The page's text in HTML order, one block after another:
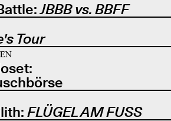
JBBB vs. BBFF
Tour
FLÜGEL AM FUSS